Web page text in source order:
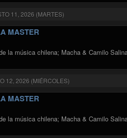
11, 2026 (MARTES)
MASTER
la música chilena; Macha & Camilo
12, 2026 (MIÉRCOLES)
MASTER
la música chilena; Macha & Camilo